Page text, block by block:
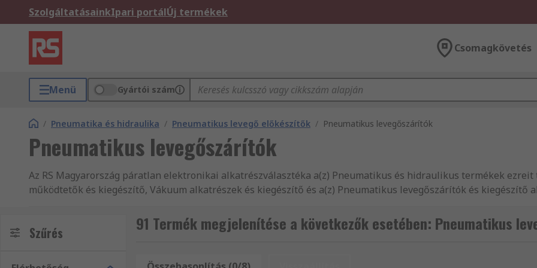
SzolgáltatásainkIpari portálÚj termékek
Csomagkövetés
Menü Gyártói szám
/ Pneumatika és hidraulika / Pneumatikus levegő előkészítők / Pneumatikus levegőszárítók
Pneumatikus levegőszárítók
Az RS Magyarország páratlan elektronikai alkatrészválasztéka a(z) Pneumatikus és hidraulikus termékek
működtetők és kiegészítő, Vákuum alkatrészek és kiegészítő és a(z) Pneumatikus levegőszárítók és kiegészítő
jóváhagyott Pneumatikus levegő-előkészítő alkatrészek ezreit kínáljuk a vállalkozások és mérnökök számára
kiszállítást, termékminőséget és vevőszolgálatot, amelyről az RS méltán ismert. A(z) Pneumatikus
Pneumatikus és hidraulikus és a(z) Pneumatikus és hidraulikus termékeket, amelyek készen állnak a 24 órán
Szűrés 91 Termék megjelenítése a következők esetében: Pneumatikus